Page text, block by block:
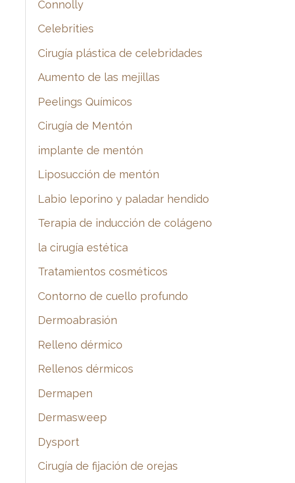
Connolly
Celebrities
Cirugía plástica de celebridades
Aumento de las mejillas
Peelings Químicos
Cirugía de Mentón
implante de mentón
Liposucción de mentón
Labio leporino y paladar hendido
Terapia de inducción de colágeno
la cirugía estética
Tratamientos cosméticos
Contorno de cuello profundo
Dermoabrasión
Relleno dérmico
Rellenos dérmicos
Dermapen
Dermasweep
Dysport
Cirugía de fijación de orejas